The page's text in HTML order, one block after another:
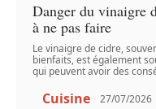
Danger du vinaigre
à ne pas faire
Le vinaigre de cidre,
bienfaits, est également
qui peuvent avoir des
Cuisine 27/07/2026